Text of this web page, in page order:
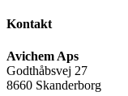
Kontakt
Avichem Aps
Godthåbsvej 27
8660 Skanderborg